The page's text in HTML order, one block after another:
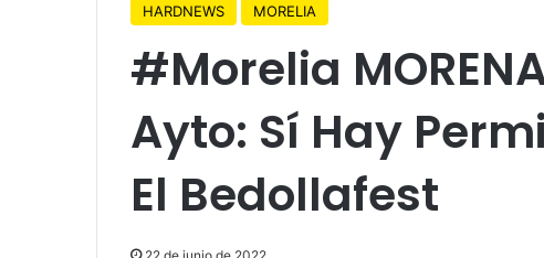
HARDNEWS MORELIA
#Morelia
Ayto: Sí Hay
El Bedollafest